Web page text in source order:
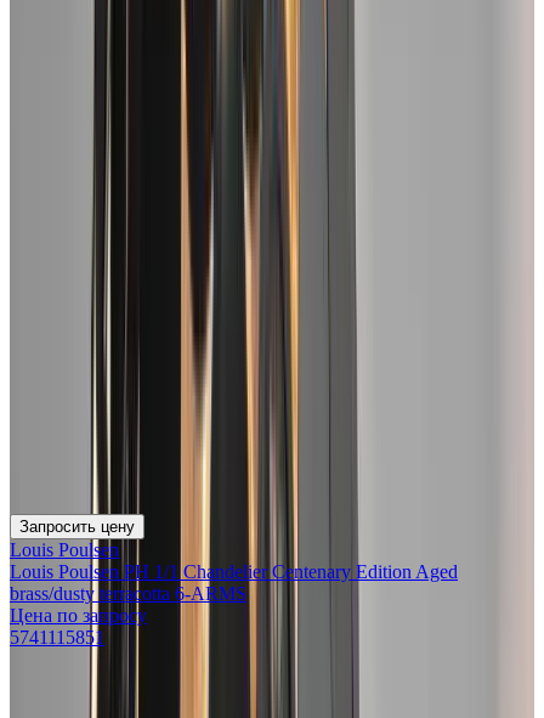
Запросить цену
Louis Poulsen
Louis Poulsen PH 1/1 Chandelier Centenary Edition Aged
brass/dusty terracotta 6-ARMS
Цена по запросу
5741115851